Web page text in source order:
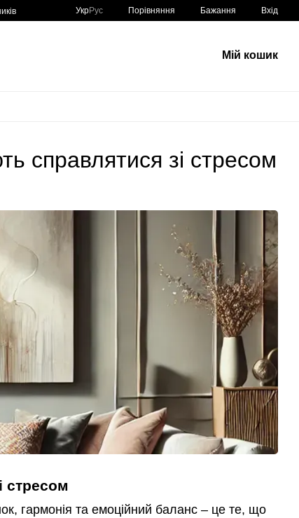
УкрРус Порівняння Бажання Вхід
Мій кошик
справлятися зі стресом
стресом
гармонія та емоційний баланс – це те, що